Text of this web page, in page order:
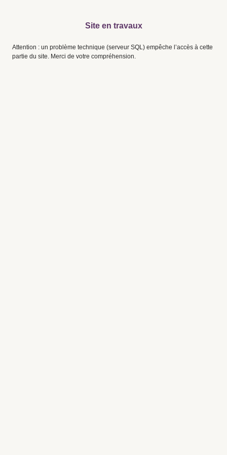
Site en travaux
Attention : un problème technique (serveur SQL) empêche l’accès à cette
partie du site. Merci de votre compréhension.